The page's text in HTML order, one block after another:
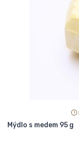
Mýdlo s medem 95 g